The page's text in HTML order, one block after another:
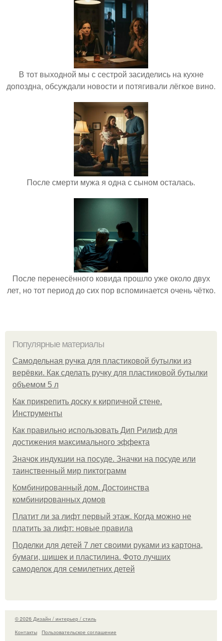
В тот выходной мы с сестрой засиделись на кухне
допоздна, обсуждали новости и потягивали лёгкое вино.
После смерти мужа я одна с сыном осталась.
После перенесённого ковида прошло уже около двух
лет, но тот период до сих пор вспоминается очень чётко.
Популярные материалы
Самодельная ручка для пластиковой бутылки из
верёвки. Как сделать ручку для пластиковой бутылки
объемом 5 л
Как прикрепить доску к кирпичной стене.
Инструменты
Как правильно использовать Дип Рилиф для
достижения максимального эффекта
Значок индукции на посуде. Значки на посуде или
таинственный мир пиктограмм
Комбинированный дом. Достоинства
комбинированных домов
Платит ли за лифт первый этаж. Когда можно не
платить за лифт: новые правила
Поделки для детей 7 лет своими руками из картона,
бумаги, шишек и пластилина. Фото лучших
самоделок для семилетних детей
© 2026 Дизайн / интерьер / стиль
Контакты
Пользовательское соглашение